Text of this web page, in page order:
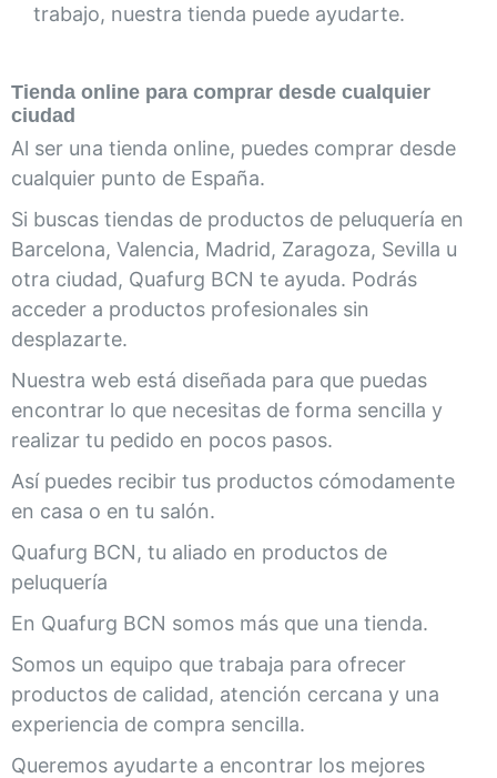
trabajo, nuestra tienda puede ayudarte.
Tienda online para comprar desde cualquier
ciudad
Al ser una tienda online, puedes comprar desde
cualquier punto de España.
Si buscas tiendas de productos de peluquería en
Barcelona, Valencia, Madrid, Zaragoza, Sevilla u
otra ciudad, Quafurg BCN te ayuda. Podrás
acceder a productos profesionales sin
desplazarte.
Nuestra web está diseñada para que puedas
encontrar lo que necesitas de forma sencilla y
realizar tu pedido en pocos pasos.
Así puedes recibir tus productos cómodamente
en casa o en tu salón.
Quafurg BCN, tu aliado en productos de
peluquería
En Quafurg BCN somos más que una tienda.
Somos un equipo que trabaja para ofrecer
productos de calidad, atención cercana y una
experiencia de compra sencilla.
Queremos ayudarte a encontrar los mejores